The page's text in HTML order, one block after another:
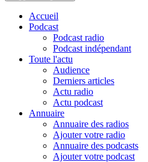
Accueil
Podcast
Podcast radio
Podcast indépendant
Toute l'actu
Audience
Derniers articles
Actu radio
Actu podcast
Annuaire
Annuaire des radios
Ajouter votre radio
Annuaire des podcasts
Ajouter votre podcast